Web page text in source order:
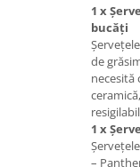
1 x
bucăți
de
necesită
1 x
–